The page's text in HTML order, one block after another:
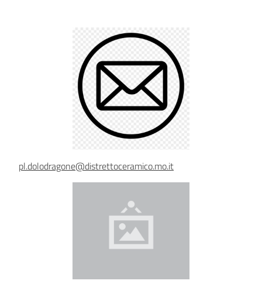
Piani Programmi
Progetti
pl.dolodragone@distrettoceramico.mo.it